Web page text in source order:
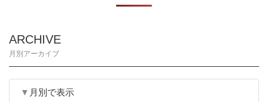
ARCHIVE
月別アーカイブ
月別で表示